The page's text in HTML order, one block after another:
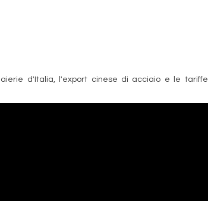
d'Italia, l'export cinese di acciaio e le tariffe